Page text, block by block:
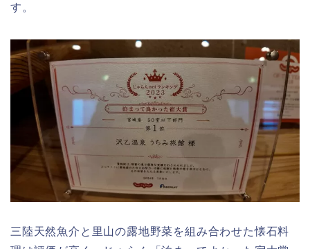
す。
三陸天然魚介と里山の露地野菜を組み合わせた懐石料